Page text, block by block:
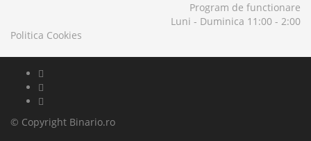
Program de functionare
Luni - Duminica 11:00 - 2:00
Politica Cookies
© Copyright Binario.ro